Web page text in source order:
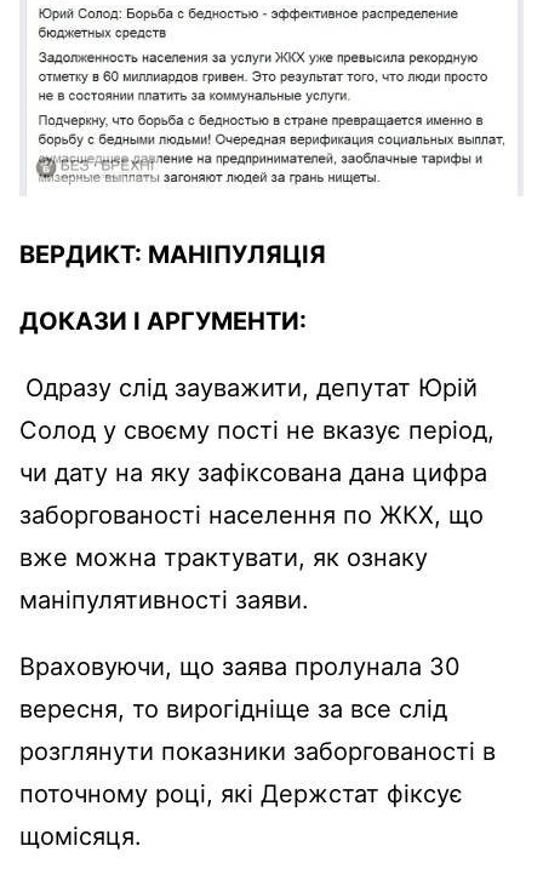
ВЕРДИКТ: МАНІПУЛЯЦІЯ
ДОКАЗИ І АРГУМЕНТИ:
Одразу слід зауважити, депутат Юрій
Солод у своєму пості не вказує період,
чи дату на яку зафіксована дана цифра
заборгованості населення по ЖКХ, що
вже можна трактувати, як ознаку
маніпулятивності заяви.
Враховуючи, що заява пролунала 30
вересня, то вирогідніще за все слід
розглянути показники заборгованості в
поточному році, які Держстат фіксує
щомісяця.